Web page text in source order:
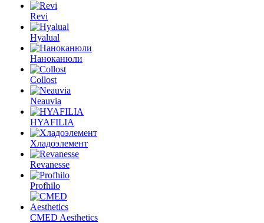
Revi
Hyalual
Наноканюли
Collost
Neauvia
HYAFILIA
Хладоэлемент
Revanesse
Profhilo
CMED Aesthetics